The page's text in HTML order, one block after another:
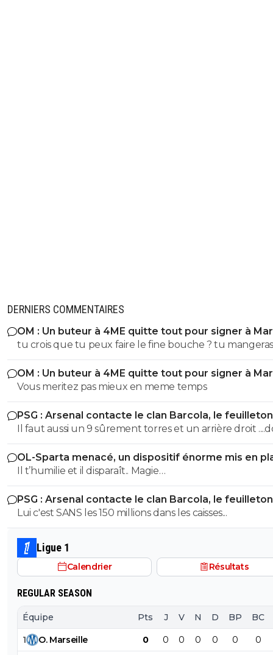
DERNIERS COMMENTAIRES
OM : Un buteur à 4ME quitte tout pour signer à
tu crois que tu peux faire le fine bouche ? tu mangeras la
malbouffe qu'on te donnera. Point.
OM : Un buteur à 4ME quitte tout pour signer à
Vous meritez pas mieux en meme temps
PSG : Arsenal contacte le clan Barcola, le feuilleton
relancé
Il faut aussi un 9 sûrement torres et un arrière droit
tomas ajauro ou ordonez
OL-Sparta menacé, un dispositif énorme mis en
Il t’humilie et il disparaît.. Magie…
PSG : Arsenal contacte le clan Barcola, le feuilleton
relancé
Lui c'est SANS les 150 millions dans les caisses...
Ligue 1
Calendrier Résultats
REGULAR SEASON
Équipe Pts J V N D BP BC
1 O. Marseille 0 0 0 0 0 0 0